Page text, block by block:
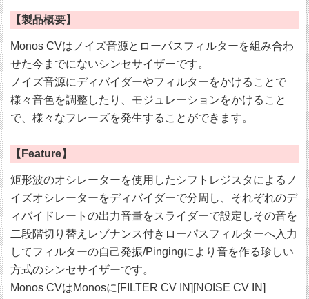
【製品概要】
Monos CVはノイズ音源とローパスフィルターを組み合わ
せた今までにないシンセサイザーです。
ノイズ音源にディバイダーやフィルターをかけることで
様々音色を調整したり、モジュレーションをかけること
で、様々なフレーズを発生することができます。
【Feature】
矩形波のオシレーターを使用したシフトレジスタによるノ
イズオシレーターをディバイダーで分周し、それぞれのデ
ィバイドレートの出力音量をスライダーで設定しその音を
二段階切り替えレゾナンス付きローパスフィルターへ入力
してフィルターの自己発振/Pingingにより音を作る珍しい
方式のシンセサイザーです。
Monos CVはMonosに[FILTER CV IN][NOISE CV IN]